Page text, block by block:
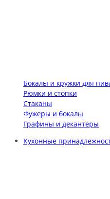
Бокалы и кружки для
Рюмки и стопки
Стаканы
Фужеры и бокалы
Графины и декантеры
Кухонные